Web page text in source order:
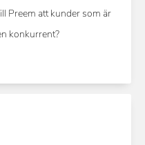
Preem att kunder som är
konkurrent?